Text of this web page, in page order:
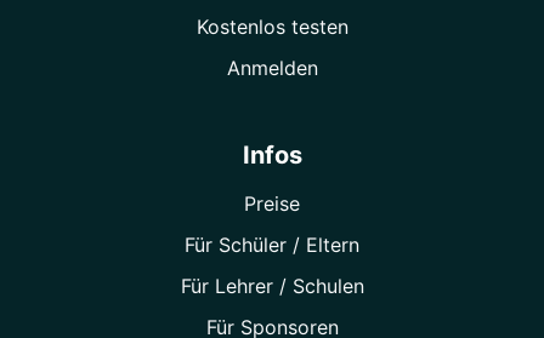
Kostenlos testen
Anmelden
Infos
Preise
Für Schüler / Eltern
Für Lehrer / Schulen
Für Sponsoren